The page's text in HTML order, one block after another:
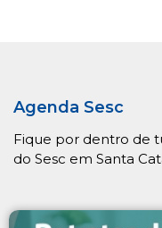
Agenda Sesc
Fique por dentro de
do Sesc em Santa